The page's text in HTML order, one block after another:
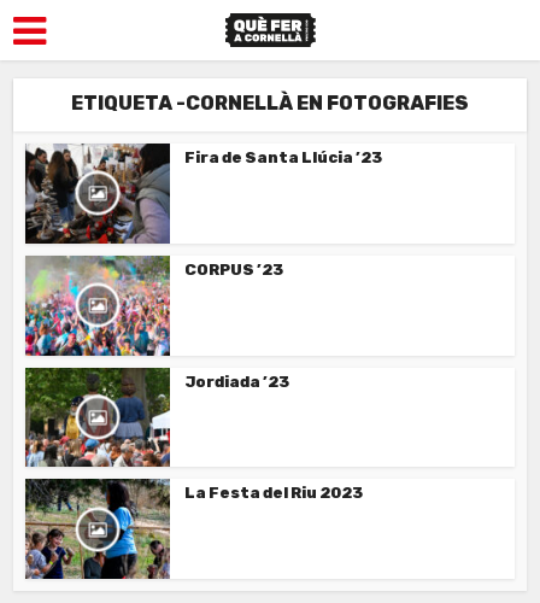
ETIQUETA -CORNELLÀ EN FOTOGRAFIES
Fira de Santa Llúcia ’23
CORPUS ’23
Jordiada ’23
La Festa del Riu 2023